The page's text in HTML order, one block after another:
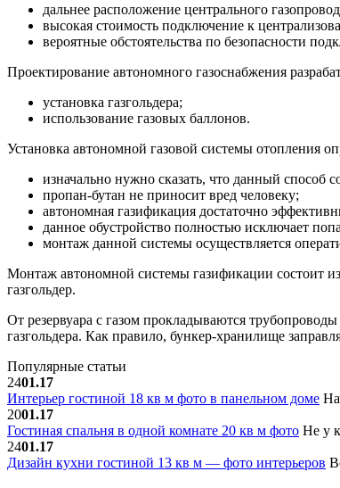
дальнее расположение центрального
высокая стоимость подключение к
вероятные обстоятельства по безопасности
Проектирование автономного газоснабжения
установка газгольдера;
использование газовых баллонов.
Установка автономной газовой системы отопления
изначально нужно сказать, что данный способ
пропан-бутан не приносит вред человеку;
автономная газификация достаточно
данное обустройство полностью исключает
монтаж данной системы осуществляется
Монтаж автономной системы газификации состоит
газгольдер.
От резервуара с газом прокладываются
газгольдера. Как правило, бункер-хранилище
Популярные статьи
2401.17
Интерьер гостиной 18 кв м фото в панельном доме
2001.17
Гостиная спальня в одной комнате 20 кв м фото Не у
2401.17
Дизайн кухни гостиной 13 кв м — фото интерьеров